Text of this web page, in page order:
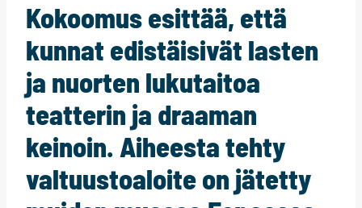
Kokoomus esittää, että
kunnat edistäisivät lasten
ja nuorten lukutaitoa
teatterin ja draaman
keinoin. Aiheesta tehty
valtuustoaloite on jätetty